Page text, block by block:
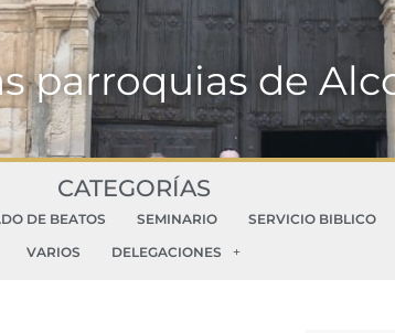
parroquias de
CATEGORÍAS
DE BEATOS SEMINARIO SERVICIO BIBLICO
VARIOS
DELEGACIONES